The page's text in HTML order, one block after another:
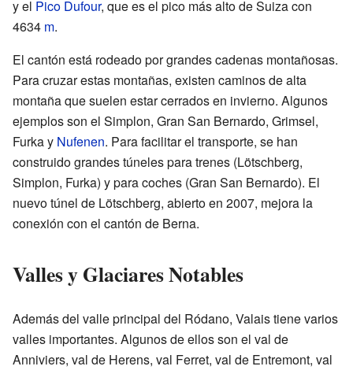
y el Pico Dufour, que es el pico más alto de Suiza con
4634 m.
El cantón está rodeado por grandes cadenas montañosas.
Para cruzar estas montañas, existen caminos de alta
montaña que suelen estar cerrados en invierno. Algunos
ejemplos son el Simplon, Gran San Bernardo, Grimsel,
Furka y Nufenen. Para facilitar el transporte, se han
construido grandes túneles para trenes (Lötschberg,
Simplon, Furka) y para coches (Gran San Bernardo). El
nuevo túnel de Lötschberg, abierto en 2007, mejora la
conexión con el cantón de Berna.
Valles y Glaciares Notables
Además del valle principal del Ródano, Valais tiene varios
valles importantes. Algunos de ellos son el val de
Anniviers, val de Herens, val Ferret, val de Entremont, val